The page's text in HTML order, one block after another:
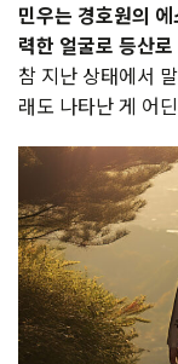
민우는 경호원의
력한 얼굴로 등산
참 지난 상태에서
래도 나타난 게 어